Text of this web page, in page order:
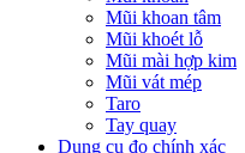
Mũi khoan tâm
Mũi khoét lỗ
Mũi mài hợp kim
Mũi vát mép
Taro
Tay quay
Dụng cụ đo chính xác